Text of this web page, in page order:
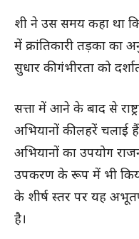
शी ने उस समय कहा था
में क्रांतिकारी तड़का का
सुधार की गंभीरता को
सत्ता में आने के बाद से
अभियानों की लहरें
अभियानों का उपयोग
उपकरण के रूप में भी
के शीर्ष स्तर पर यह
है।